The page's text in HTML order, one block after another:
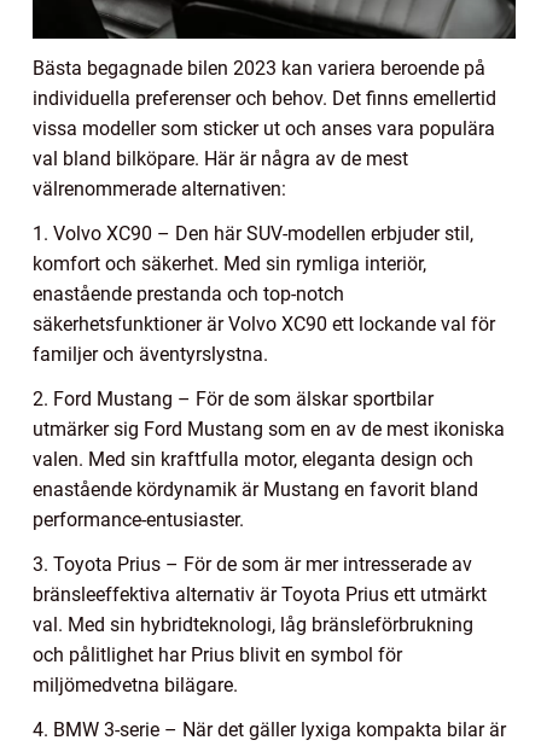
Bästa begagnade bilen 2023 kan variera beroende på
individuella preferenser och behov. Det finns emellertid
vissa modeller som sticker ut och anses vara populära
val bland bilköpare. Här är några av de mest
välrenommerade alternativen:
1. Volvo XC90 – Den här SUV-modellen erbjuder stil,
komfort och säkerhet. Med sin rymliga interiör,
enastående prestanda och top-notch
säkerhetsfunktioner är Volvo XC90 ett lockande val för
familjer och äventyrslystna.
2. Ford Mustang – För de som älskar sportbilar
utmärker sig Ford Mustang som en av de mest ikoniska
valen. Med sin kraftfulla motor, eleganta design och
enastående kördynamik är Mustang en favorit bland
performance-entusiaster.
3. Toyota Prius – För de som är mer intresserade av
bränsleeffektiva alternativ är Toyota Prius ett utmärkt
val. Med sin hybridteknologi, låg bränsleförbrukning
och pålitlighet har Prius blivit en symbol för
miljömedvetna bilägare.
4. BMW 3-serie – När det gäller lyxiga kompakta bilar är